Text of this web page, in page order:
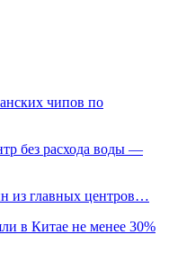
чипов по
без расхода воды —
из главных центров…
в Китае не менее 30%